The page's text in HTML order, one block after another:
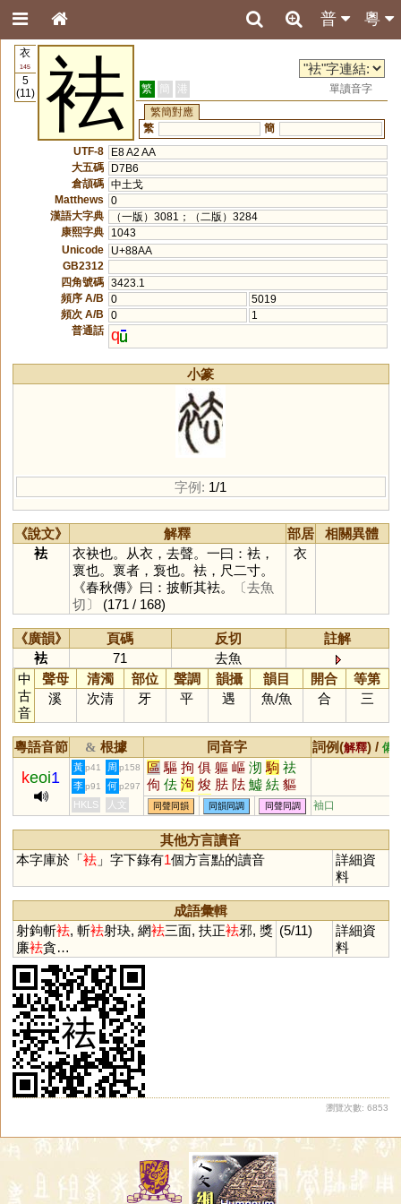
粵
普
衣
145
5
(11)
袪 繁 簡 港
單讀音字
繁簡對應
繁
簡
UTF-8
E8 A2 AA
大五碼
D7B6
倉頡碼 中土戈
Matthews
0
漢語大字典
（一版）3081；（二版）3284
康熙字典
1043
Unicode
U+88AA
GB2312
四角號碼 3423.1
頻序 A/B
0
5019
頻次 A/B
0
1
普通話 q
小篆
字例: 1/1
《說文》 解釋 部居
相關異體
袪
衣袂也。从衣，去聲。一曰：袪，
褱也。褱者，袌也。袪，尺二寸。
《春秋傳》曰：披斬其袪。
〔去魚
切〕
(171 / 168)
衣
《廣韻》 頁碼 反切
註解
袪
71
去魚
中
古
音
聲母 清濁 部位 聲調 韻攝 韻目 開合
等第
溪
次清 牙 平 遇 魚/魚 合 三
粵語音節 & 根據 同音字 詞例(解釋) / 備
keoi1
黃 p41 周 p158 區 驅 拘 俱 軀 嶇 沏 駒 祛
佝 佉 泃 焌 胠 阹 鱋 紶 貙
鮈 魼 敺 痀 抾 呿
李 p91 何 p297
HKLS 人文 同聲同韻 同韻同調 同聲同調 袖口
其他方言讀音
本字庫於「袪」字下錄有1個方言點的讀音
詳細資
料
成語彙輯
射鉤斬袪, 斬袪射玦, 網袪三面, 扶正袪邪, 獎
廉袪貪…
(5/11)
詳細資
料
瀏覽次數: 6853